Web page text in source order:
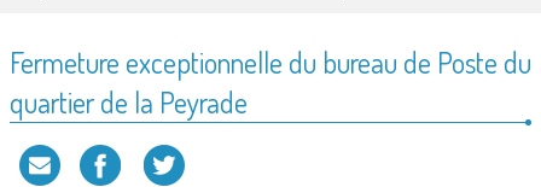
Fermeture exceptionnelle du bureau de Poste du
quartier de la Peyrade